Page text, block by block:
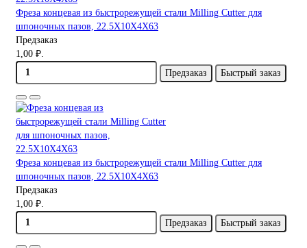
Фреза концевая из быстрорежущей стали Milling Cutter для
шпоночных пазов, 22.5X10X4X63
Предзаказ
1,00 ₽.
Предзаказ
Быстрый заказ
Фреза концевая из быстрорежущей стали Milling Cutter для
шпоночных пазов, 22.5X10X4X63
Предзаказ
1,00 ₽.
Предзаказ
Быстрый заказ